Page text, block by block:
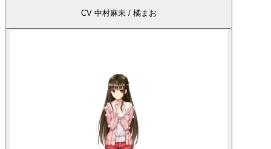
CV 中村麻未 / 橘まお